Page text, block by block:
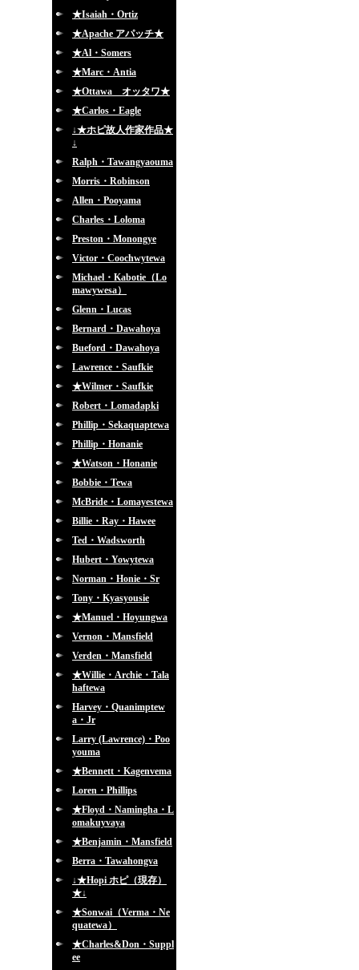
★Isaiah・Ortiz
★Apache アパッチ★
★Al・Somers
★Marc・Antia
★Ottawa オッタワ★
★Carlos・Eagle
↓★ホピ故人作家作品★
↓
Ralph・Tawangyaouma
Morris・Robinson
Allen・Pooyama
Charles・Loloma
Preston・Monongye
Victor・Coochwytewa
Michael・Kabotie（Lo
mawywesa）
Glenn・Lucas
Bernard・Dawahoya
Bueford・Dawahoya
Lawrence・Saufkie
★Wilmer・Saufkie
Robert・Lomadapki
Phillip・Sekaquaptewa
Phillip・Honanie
★Watson・Honanie
Bobbie・Tewa
McBride・Lomayestewa
Billie・Ray・Hawee
Ted・Wadsworth
Hubert・Yowytewa
Norman・Honie・Sr
Tony・Kyasyousie
★Manuel・Hoyungwa
Vernon・Mansfield
Verden・Mansfield
★Willie・Archie・Tala
haftewa
Harvey・Quanimptew
a・Jr
Larry (Lawrence)・Poo
youma
★Bennett・Kagenvema
Loren・Phillips
★Floyd・Namingha・L
omakuyvaya
★Benjamin・Mansfield
Berra・Tawahongva
↓★Hopi ホピ（現存）
★↓
★Sonwai（Verma・Ne
quatewa）
★Charles&Don・Suppl
ee